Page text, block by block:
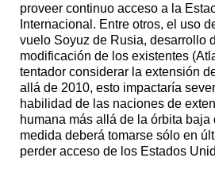
proveer continuo acceso a la
Internacional. Entre otros, el uso
vuelo Soyuz de Rusia, desarrollo
modificación de los existentes
tentador considerar la extensión
allá de 2010, esto impactaría
habilidad de las naciones de
humana más allá de la órbita baja
medida deberá tomarse sólo en
perder acceso de los Estados